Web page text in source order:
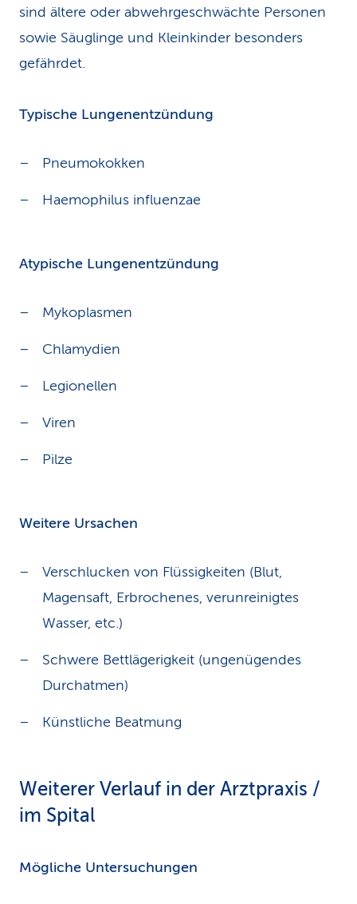
sind ältere oder abwehrgeschwächte Personen
sowie Säuglinge und Kleinkinder besonders
gefährdet.
Typische Lungenentzündung
Pneumokokken
Haemophilus influenzae
Atypische Lungenentzündung
Mykoplasmen
Chlamydien
Legionellen
Viren
Pilze
Weitere Ursachen
Verschlucken von Flüssigkeiten (Blut,
Magensaft, Erbrochenes, verunreinigtes
Wasser, etc.)
Schwere Bettlägerigkeit (ungenügendes
Durchatmen)
Künstliche Beatmung
Weiterer Verlauf in der Arztpraxis /
im Spital
Mögliche Untersuchungen